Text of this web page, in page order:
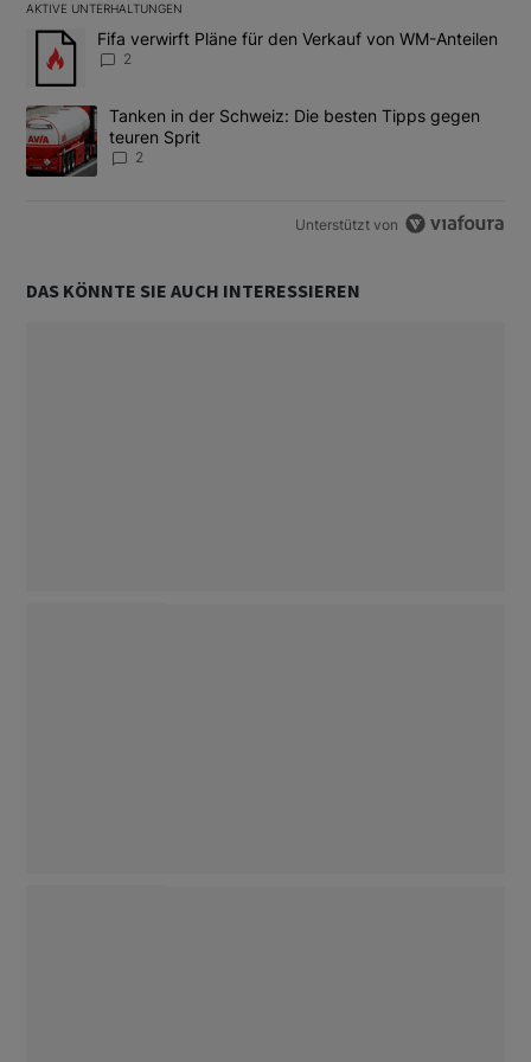
AKTIVE UNTERHALTUNGEN
Das Folgende ist eine Liste der am meisten kommentierten
Ein Trendartikel mit dem Titel "Fifa verwirft Pläne für den
Fifa verwirft Pläne für den Verkauf von WM-Anteilen
2
Ein Trendartikel mit dem Titel "Tanken in der Schweiz: Die
Tanken in der Schweiz: Die besten Tipps gegen
teuren Sprit
2
Unterstützt von
DAS KÖNNTE SIE AUCH INTERESSIEREN